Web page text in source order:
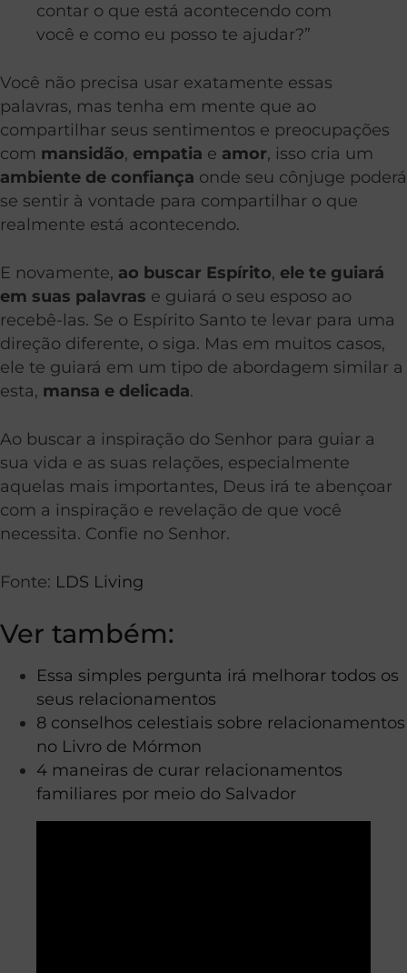
contar o que está acontecendo com
você e como eu posso te ajudar?”
Você não precisa usar exatamente essas
palavras, mas tenha em mente que ao
compartilhar seus sentimentos e preocupações
com mansidão, empatia e amor, isso cria um
ambiente de confiança onde seu cônjuge poderá
se sentir à vontade para compartilhar o que
realmente está acontecendo.
E novamente, ao buscar Espírito, ele te guiará
em suas palavras e guiará o seu esposo ao
recebê-las. Se o Espírito Santo te levar para uma
direção diferente, o siga. Mas em muitos casos,
ele te guiará em um tipo de abordagem similar a
esta, mansa e delicada.
Ao buscar a inspiração do Senhor para guiar a
sua vida e as suas relações, especialmente
aquelas mais importantes, Deus irá te abençoar
com a inspiração e revelação de que você
necessita. Confie no Senhor.
Fonte: LDS Living
Ver também:
Essa simples pergunta irá melhorar todos os
seus relacionamentos
8 conselhos celestiais sobre relacionamentos
no Livro de Mórmon
4 maneiras de curar relacionamentos
familiares por meio do Salvador